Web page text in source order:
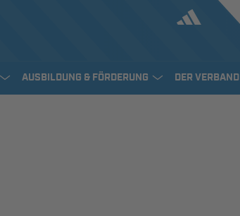
AUSBILDUNG & FÖRDERUNG DER VERBAND